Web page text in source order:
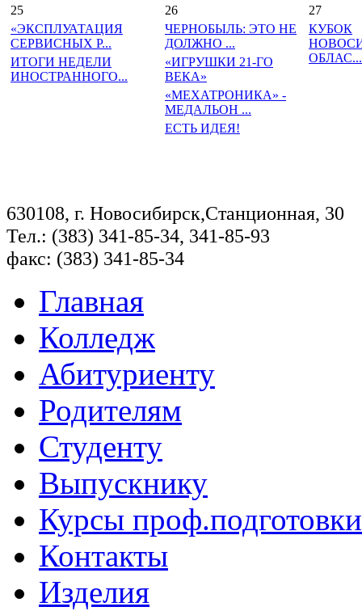
25
«ЭКСПЛУАТАЦИЯ
СЕРВИСНЫХ Р...
ИТОГИ НЕДЕЛИ
ИНОСТРАННОГО...
26
ЧЕРНОБЫЛЬ: ЭТО НЕ
ДОЛЖНО ...
«ИГРУШКИ 21-ГО
ВЕКА»
«МЕХАТРОНИКА» -
МЕДАЛЬОН ...
ЕСТЬ ИДЕЯ!
27
КУБОК
ОБЛАС...
630108, г. Новосибирск,Станционная, 30
Тел.: (383) 341-85-34, 341-85-93
факс: (383) 341-85-34
Главная
Колледж
Абитуриенту
Родителям
Студенту
Выпускнику
Курсы проф.подготовки
Контакты
Изделия